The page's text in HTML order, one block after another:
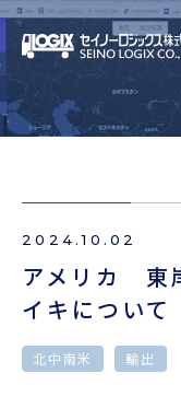
セイノーロジッ
サービス
お役立ちブログ
よくあるご質問
ニュース
セイノーロジック
事例
お役立ちブログ
よくあるご質問
2024.10.02
アメリカ 東
イキについて
北中南米 輸出